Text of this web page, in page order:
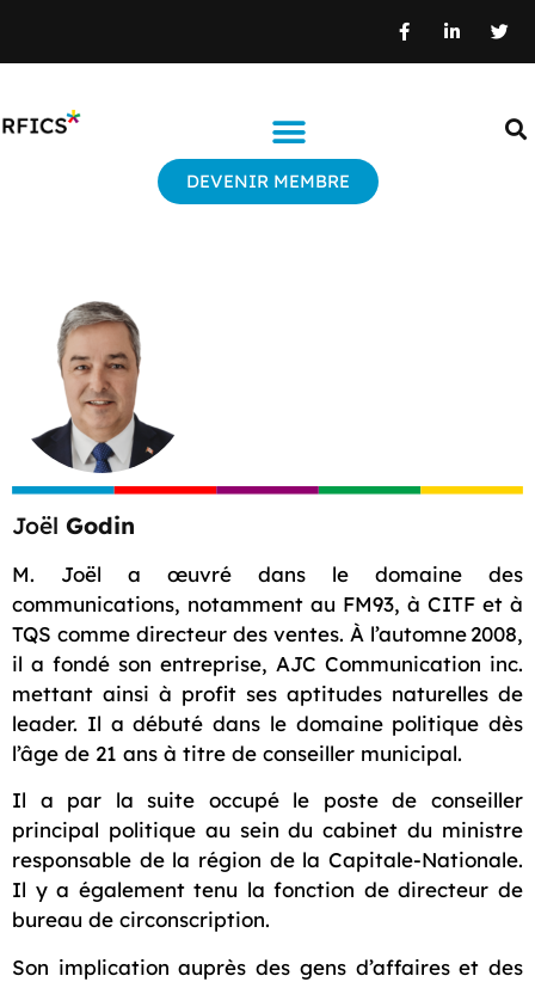
DEVENIR MEMBRE
Joël Godin
M. Joël a œuvré dans le domaine des
communications, notamment au FM93, à CITF et à
TQS comme directeur des ventes. À l’automne 2008,
il a fondé son entreprise, AJC Communication inc.
mettant ainsi à profit ses aptitudes naturelles de
leader. Il a débuté dans le domaine politique dès
l’âge de 21 ans à titre de conseiller municipal.
Il a par la suite occupé le poste de conseiller
principal politique au sein du cabinet du ministre
responsable de la région de la Capitale-Nationale.
Il y a également tenu la fonction de directeur de
bureau de circonscription.
Son implication auprès des gens d’affaires et des